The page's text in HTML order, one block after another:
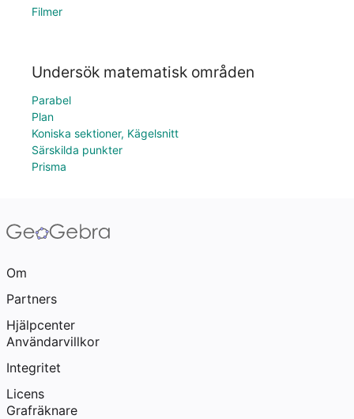
Filmer
Undersök matematisk områden
Parabel
Plan
Koniska sektioner, Kägelsnitt
Särskilda punkter
Prisma
Om
Partners
Hjälpcenter
Användarvillkor
Integritet
Licens
Grafräknare